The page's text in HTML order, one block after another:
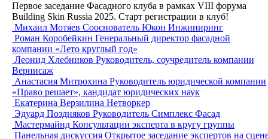
Первое заседание Фасадного клуба в рамках VIII форума
Building Skin Russia 2025. Старт регистрации в клуб!
Михаил Мотяев Сооснователь Юкон Инжиниринг
Роман Коробейкин Генеральный директор фасадной
компании «Лето круглый год»
Леонид Хлебников Руководитель, соучредитель компании
Вернисаж
Анастасия Митрохина Руководитель юридической компании
«Право решает», кандидат юридических наук
Екатерина Верзилина Нетворкер
Эдуард Поздняков Руководитель Симплекс Фасад
Мастермайнд Консультации эксперта в кругу группы
Панельная дискуссия Открытое заседание экспертов на